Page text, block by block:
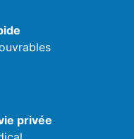
privée